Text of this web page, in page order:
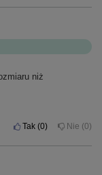
niż
Tak 0 Nie 0